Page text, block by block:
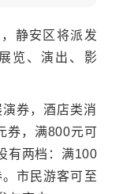
静安区将派发
览、演出、影
券，酒店类消
券，满800元可
有两档：满100
市民游客可至